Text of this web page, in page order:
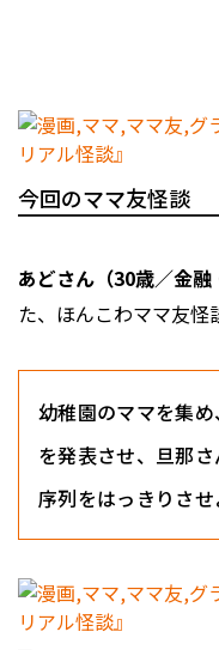
今回のママ友怪談
あどさん（30歳／金融
た、ほんこわママ友怪
幼稚園のママを集
を発表させ、旦那
序列をはっきりさせ